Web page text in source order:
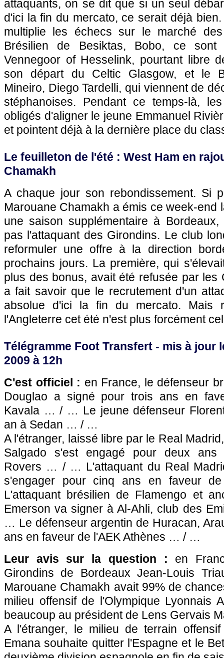
attaquants, on se dit que si un seul
d'ici la fin du mercato, ce serait déjà
multiplie les échecs sur le marché
Brésilien de Besiktas, Bobo, ce sont
Vennegoor of Hesselink, pourtant libre
son départ du Celtic Glasgow, et le
Mineiro, Diego Tardelli, qui viennent de
stéphanoises. Pendant ce temps-là,
obligés d'aligner le jeune Emmanuel
et pointent déjà à la dernière place du
Le feuilleton de l'été : West Ham en
Chamakh
A chaque jour son rebondissement. Si
Marouane Chamakh a émis ce week-end
une saison supplémentaire à Bordeaux,
pas l'attaquant des Girondins. Le club
reformuler une offre à la direction
prochains jours. La première, qui
plus des bonus, avait été refusée par les
a fait savoir que le recrutement d'un
absolue d'ici la fin du mercato. Mais
l'Angleterre cet été n'est plus forcément
Télégramme Foot Transfert - mis à jour
2009 à 12h
C'est officiel : en France, le défenseur
Douglao a signé pour trois ans en
Kavala … / … Le jeune défenseur
an à Sedan … / …
A l'étranger, laissé libre par le Real
Salgado s'est engagé pour deux ans
Rovers … / … L'attaquant du Real
s'engager pour cinq ans en faveur
L'attaquant brésilien de Flamengo et
Emerson va signer à Al-Ahli, club des
… Le défenseur argentin de Huracan,
ans en faveur de l'AEK Athènes … / …
Leur avis sur la question : en
Girondins de Bordeaux Jean-Louis
Marouane Chamakh avait 99% de
milieu offensif de l'Olympique Lyonnais
beaucoup au président de Lens Gervais
A l'étranger, le milieu de terrain offensif
Emana souhaite quitter l'Espagne et le